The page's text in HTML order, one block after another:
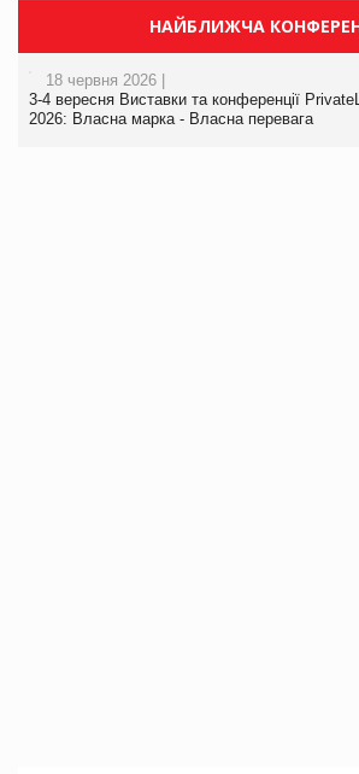
НАЙБЛИЖЧА
18 червня 2026 |
3-4 вересня Виставки та конференції
2026: Власна марка - Власна перевага